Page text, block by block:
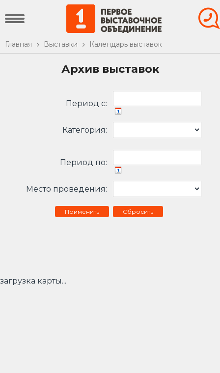
Главная Выставки Календарь выставок
Архив выставок
Период c:
Категория:
Период по:
Место проведения:
Сбросить
загрузка карты...